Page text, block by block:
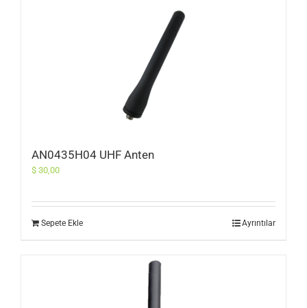
AN0435H04 UHF Anten
$ 30,00
Sepete Ekle Ayrıntılar